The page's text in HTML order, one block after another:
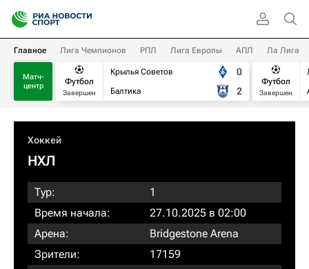
Главное Лига Чемпионов РПЛ Лига Европы АПЛ Ла Лига
Матч-
центр
Футбол
Завершен
Крылья Советов
Балтика
0
2
Футбол
Завершен
Хоккей
НХЛ
Тур:
1
Время начала:
27.10.2025 в 02:00
Арена:
Bridgestone Arena
Зрители:
17159